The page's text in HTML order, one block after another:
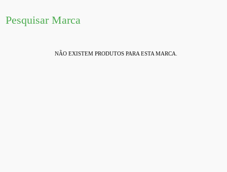
Pesquisar Marca
NÃO EXISTEM PRODUTOS PARA ESTA MARCA.